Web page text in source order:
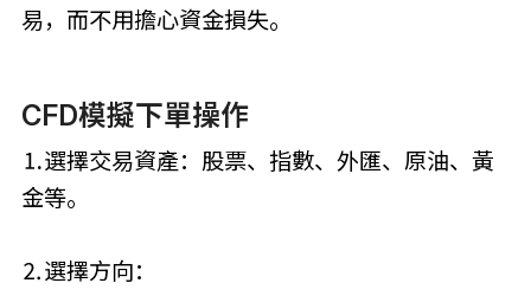
易，而不用擔心資金損失。
CFD模擬下單操作
⒈選擇交易資產：股票、指數、外匯、原油、黃
金等。
⒉選擇方向：